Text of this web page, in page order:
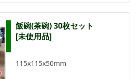
飯碗(茶碗) 30枚セット
[未使用品]
115x115x50mm